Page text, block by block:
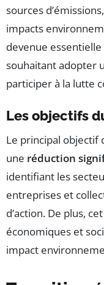
sources
impacts
devenue
souhaitant adopter
participer à la lutte
Les objectifs
Le principal objectif
une réduction
identifiant les
entreprises et
d’action. De plus,
économiques et
impact